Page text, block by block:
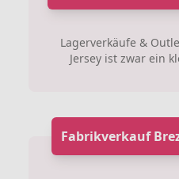
Lagerverkäufe &
Jersey ist zwar ein
Fabrikverkauf